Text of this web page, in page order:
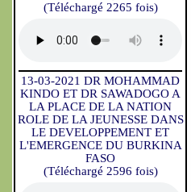
(Téléchargé 2265 fois)
13-03-2021 DR MOHAMMAD
KINDO ET DR SAWADOGO A
LA PLACE DE LA NATION
ROLE DE LA JEUNESSE DANS
LE DEVELOPPEMENT ET
L'EMERGENCE DU BURKINA
FASO
(Téléchargé 2596 fois)